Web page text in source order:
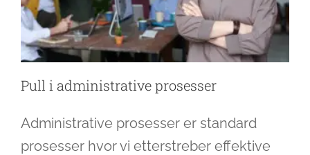
Pull i administrative prosesser
Administrative prosesser er standard
prosesser hvor vi etterstreber effektive